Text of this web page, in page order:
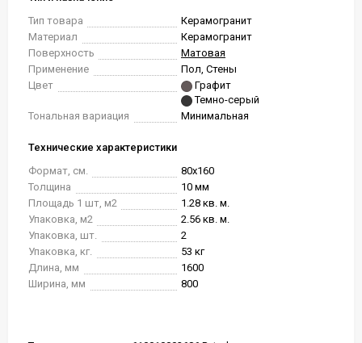
Тип товара
Керамогранит
Материал
Керамогранит
Поверхность
Матовая
Применение
Пол, Стены
Цвет
Графит
Темно-серый
Тональная вариация
Минимальная
Технические характеристики
Формат, см.
80x160
Толщина
10 мм
Площадь 1 шт, м2
1.28 кв. м.
Упаковка, м2
2.56 кв. м.
Упаковка, шт.
2
Упаковка, кг.
53 кг
Длина, мм
1600
Ширина, мм
800